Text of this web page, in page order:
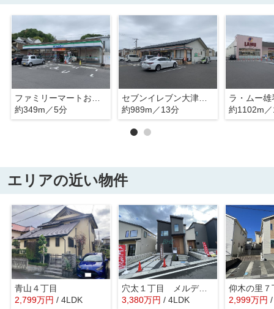
ファミリーマートおごと温泉店
約349m／5分
セブンイレブン大津おごとマリーナ店
約989m／13分
ラ・ムー雄
約1102m
エリアの近い物件
青山４丁目
2,799万円 / 4LDK
穴太１丁目 メルディアシティ唐崎M号棟
3,380万円 / 4LDK
仰木の里７
2,999万円